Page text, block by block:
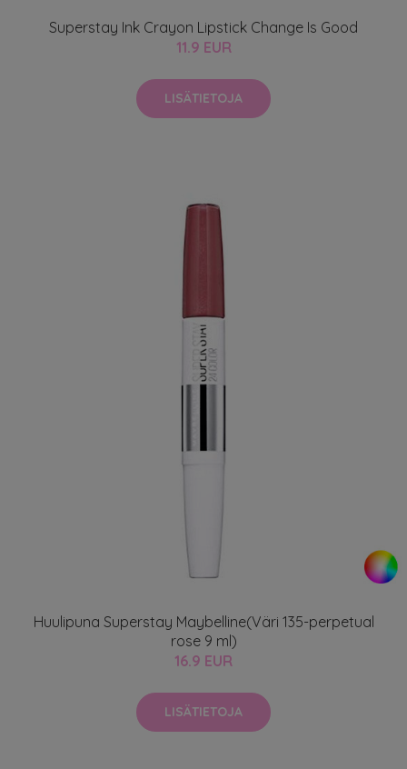
Superstay Ink Crayon Lipstick Change Is Good
11.9 EUR
LISÄTIETOJA
Huulipuna Superstay Maybelline(Väri 135-perpetual
rose 9 ml)
16.9 EUR
LISÄTIETOJA